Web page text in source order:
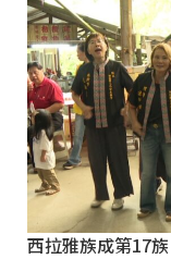
西拉雅族成第17